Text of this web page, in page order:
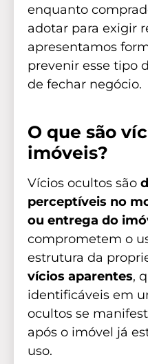
enquanto
adotar para exigir
apresentamos
prevenir esse tipo
de fechar negócio.
O que são
imóveis?
Vícios ocultos são
perceptíveis no
ou entrega do
comprometem o
estrutura da
vícios aparentes,
identificáveis em
ocultos se
após o imóvel já
uso.